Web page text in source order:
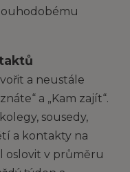
a neustále
a „Kam zajít“.
sousedy,
a kontakty na
oslovit v průměru